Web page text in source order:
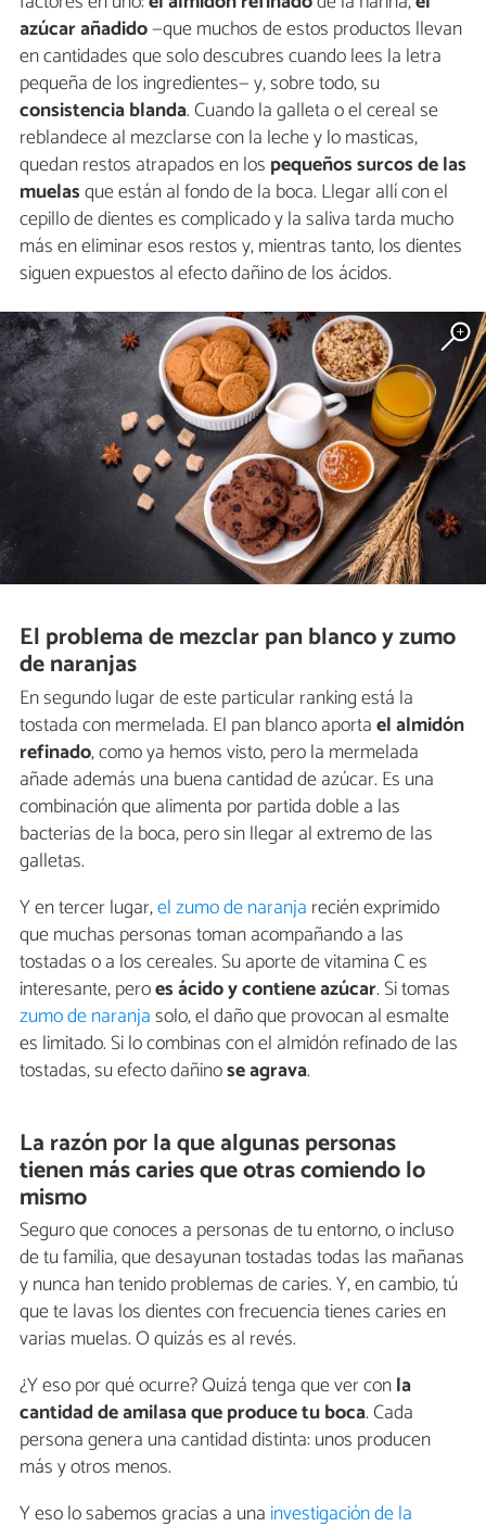
azúcar añadido—que muchos de estos productos llevan
en cantidades que solo descubres cuando lees la letra
pequeña de los ingredientes— y, sobre todo, su
consistencia blanda. Cuando la galleta o el cereal se
reblandece al mezclarse con la leche y lo masticas,
quedan restos atrapados en los pequeños surcos de las
muelasque están al fondo de la boca. Llegar allí con el
cepillo de dientes es complicado y la saliva tarda mucho
más en eliminar esos restos y, mientras tanto, los dientes
siguen expuestos al efecto dañino de los ácidos.
El problema de mezclar pan blanco y zumo
de naranjas
En segundo lugar de este particular ranking está la
tostada con mermelada. El pan blanco aportael almidón
refinado, como ya hemos visto, pero la mermelada
añade además una buena cantidad de azúcar. Es una
combinación que alimenta por partida doble a las
bacterias de la boca, pero sin llegar al extremo de las
galletas.
Y en tercer lugar,el zumo de naranja recién exprimido
que muchas personas toman acompañando a las
tostadas o a los cereales. Su aporte de vitamina C es
interesante, peroes ácido y contiene azúcar. Si tomas
zumo de naranjasolo, el daño que provocan al esmalte
es limitado. Si lo combinas con el almidón refinado de las
tostadas, su efecto dañinose agrava.
La razón por la que algunas personas
tienen más caries que otras comiendo lo
mismo
Seguro que conoces a personas de tu entorno, o incluso
de tu familia, que desayunan tostadas todas las mañanas
y nunca han tenido problemas de caries. Y, en cambio, tú
que te lavas los dientes con frecuencia tienes caries en
varias muelas. O quizás es al revés.
¿Y eso por qué ocurre? Quizá tenga que ver conla
cantidad de amilasa que produce tu boca. Cada
persona genera una cantidad distinta: unos producen
más y otros menos.
Y eso lo sabemos gracias a una investigación de la